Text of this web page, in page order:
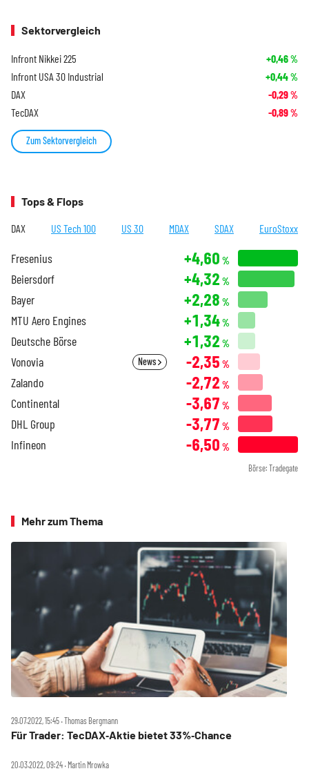
Sektorvergleich
Infront Nikkei 225 +0,46%
Infront USA 30 Industrial +0,44%
DAX -0,29%
TecDAX -0,89%
Zum Sektorvergleich
Tops & Flops
DAX US Tech 100 US 30 MDAX SDAX EuroStoxx
Fresenius +4,60 %
Beiersdorf +4,32 %
Bayer +2,28 %
MTU Aero Engines +1,34%
Deutsche Börse +1,32 %
Vonovia News -2,35 %
Zalando -2,72 %
Continental -3,67 %
DHL Group -3,77 %
Infineon -6,50 %
Börse: Tradegate
Mehr zum Thema
29.07.2022, 15:45 ‧ Thomas Bergmann
Für Trader: TecDAX‑Aktie bietet 33%‑Chance
20.03.2022, 09:24 ‧ Martin Mrowka